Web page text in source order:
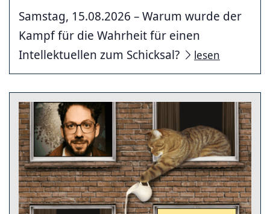
Samstag, 15.08.2026 – Warum wurde der
Kampf für die Wahrheit für einen
Intellektuellen zum Schicksal?
lesen